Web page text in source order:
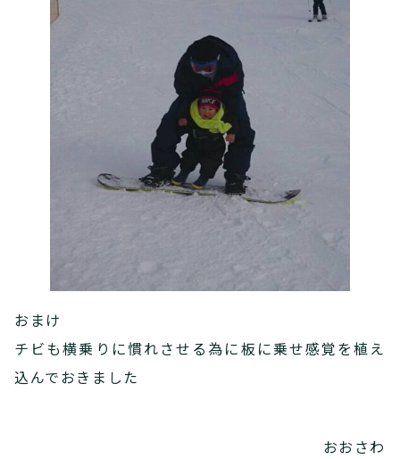
おまけ
チビも横乗りに慣れさせる為に板に乗せ感覚を植え
込んでおきました
おおさわ